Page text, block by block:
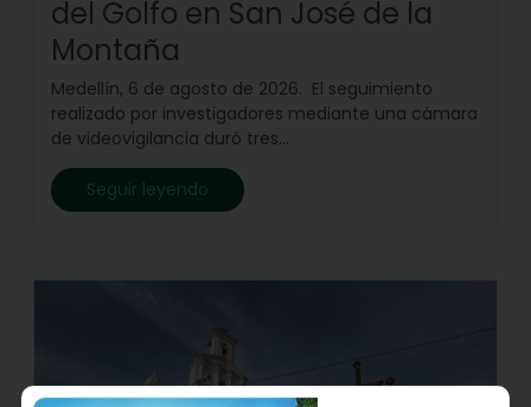
del Golfo en San José de la
Montaña
Medellín, 6 de agosto de 2026. El seguimiento
realizado por investigadores mediante una cámara
de videovigilancia duró tres...
Seguir leyendo